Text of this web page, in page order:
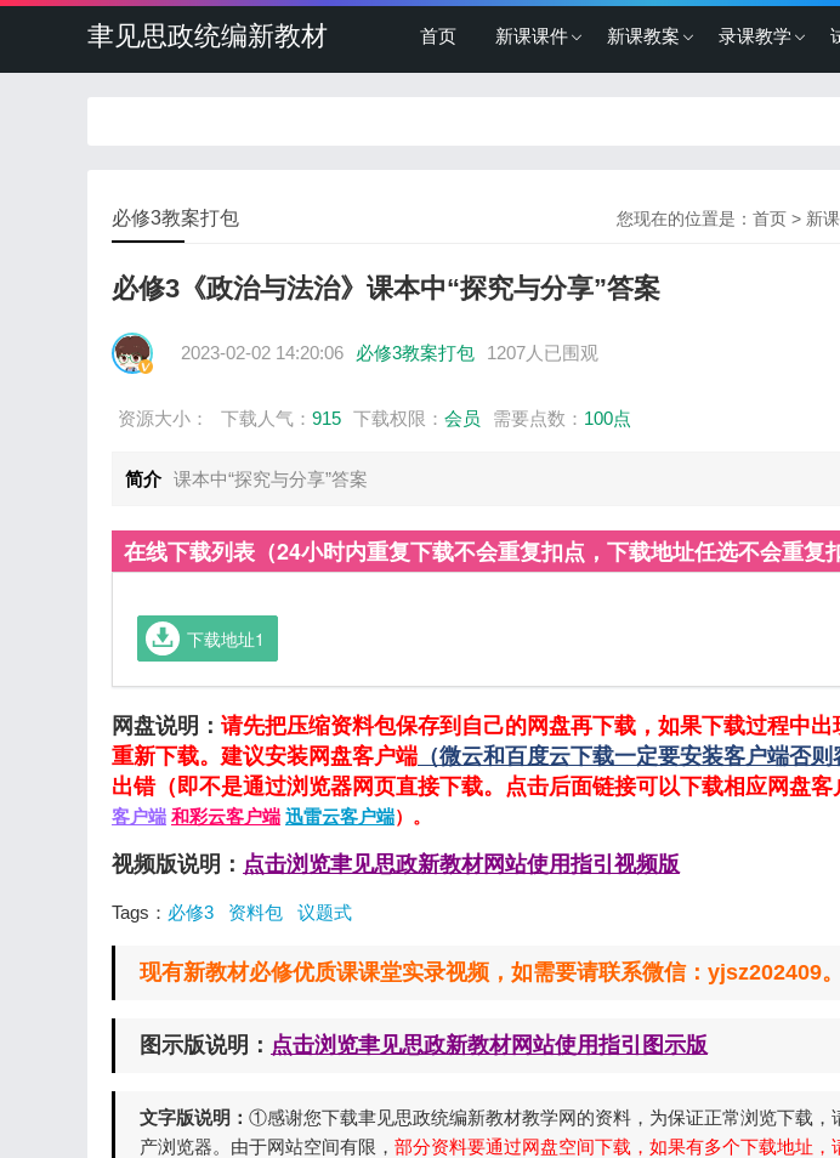
聿见思政统编新教材 首页 新课课件 新课教案 录课教学
您现在的位置是： 首页 > 新
必修3教案打包
必修3《政治与法治》课本中“探究与分享”答案
2023-02-02 14:20:06 必修3教案打包 1207人已围观
资源大小： 下载人气： 915 下载权限： 会员 需要点数： 100点
简介 课本中“探究与分享”答案
在线下载列表（24小时内重复下载不会重复扣点，下载地址任选不会重复
下载地址1
网盘说明： 请先把压缩资料包保存到自己的网盘再下载，如果下载过程中
重新下载。建议安装网盘客户端 （微云和百度云下载一定要安装客户端否则
出错（即不是通过浏览器网页直接下载。点击后面链接可以下载相应网盘客
客户端 和彩云客户端 迅雷云客户端）。
视频版说明： 点击浏览聿见思政新教材网站使用指引视频版
Tags： 必修3 资料包 议题式
现有新教材必修优质课课堂实录视频，如需要请联系微信：yjsz202409。
图示版说明： 点击浏览聿见思政新教材网站使用指引图示版
文字版说明： ①感谢您下载聿见思政统编新教材教学网的资料，为保证正常浏览下载，
产浏览器。由于网站空间有限， 部分资料要通过网盘空间下载，如果有多个下载地址